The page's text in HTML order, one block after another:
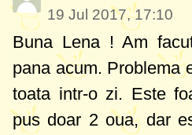
19 Jul 2017, 17:10
Buna Lena ! Am
pana acum. Problema
toata intr-o zi. Este
pus doar 2 oua, dar